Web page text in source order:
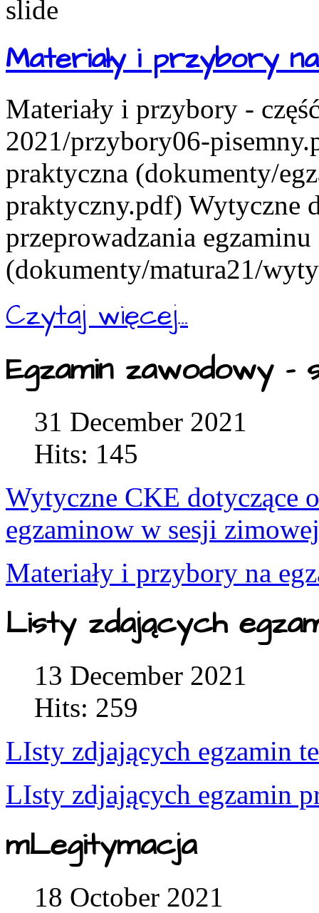
Materiały i przybory
Materiały i przybory -
2021/przybory06-
praktyczna (dokumenty/
praktyczny.pdf) Wytyczne
przeprowadzania egzaminu
(dokumenty/matura21/
Czytaj więcej...
Egzamin zawodowy
31 December 2021
Hits: 145
Wytyczne CKE dotyczące
egzaminow w sesji
Materiały i przybory na
Listy zdających
13 December 2021
Hits: 259
LIsty zdjających egzamin
LIsty zdjających egzamin
mLegitymacja
18 October 2021